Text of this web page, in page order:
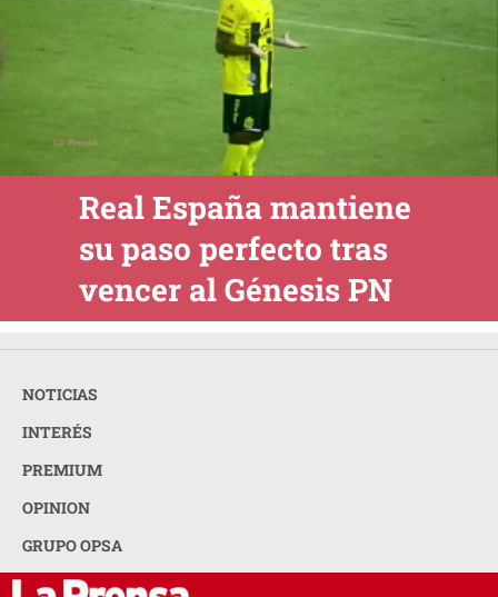
Real España mantiene
su paso perfecto tras
vencer al Génesis PN
NOTICIAS
INTERÉS
PREMIUM
OPINION
GRUPO OPSA